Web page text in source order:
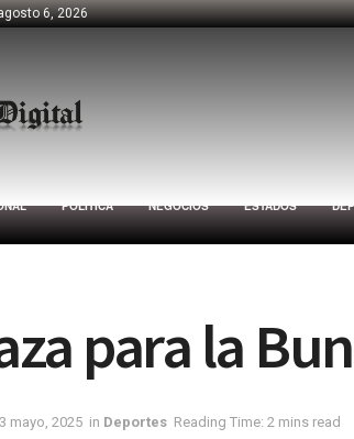
6, 2026
POLÍTICA NEGOCIOS ESTADOS
para la
3 mayo, 2025 in Deportes Reading Time: 2 mins read